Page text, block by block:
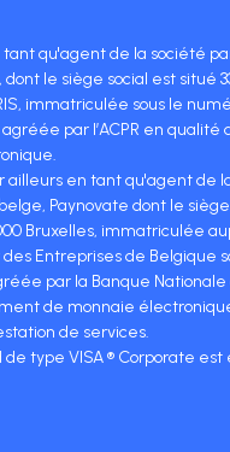
tant qu'agent de la société
le siège social est situé
immatriculée sous le
par l’ACPR en qualité
ailleurs en tant qu'agent de
Paynovate dont le
Bruxelles, immatriculée
Entreprises de Belgique
par la Banque
de monnaie
de services.
de type VISA ® Corporate